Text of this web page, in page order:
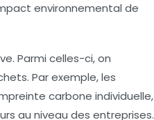
environnemental de
Parmi celles-ci, on
Par exemple, les
carbone individuelle,
au niveau des entreprises.